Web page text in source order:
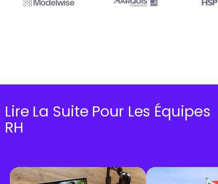
Lire La Suite Pour Les Équipes
RH